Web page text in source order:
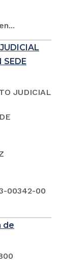
SEDE
JUDICIAL
00342-00
de